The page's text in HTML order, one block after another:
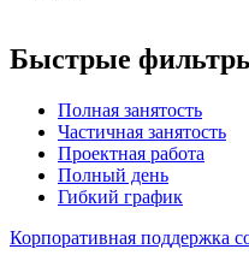
Быстрые
Полная занятость
Частичная занятость
Проектная работа
Полный день
Гибкий график
Корпоративная поддержка